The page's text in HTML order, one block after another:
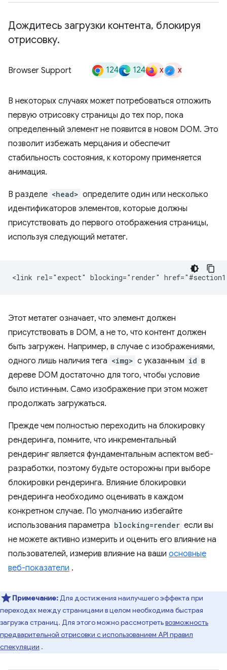
Дождитесь загрузки контента, блокируя
отрисовку.
Browser Support 124 124 x x
В некоторых случаях может потребоваться отложить
первую отрисовку страницы до тех пор, пока
определенный элемент не появится в новом DOM. Это
позволит избежать мерцания и обеспечит
стабильность состояния, к которому применяется
анимация.
В разделе <head> определите один или несколько
идентификаторов элементов, которые должны
присутствовать до первого отображения страницы,
используя следующий метатег.
Этот метатег означает, что элемент должен
присутствовать в DOM, а не то, что контент должен
быть загружен. Например, в случае с изображениями,
одного лишь наличия тега <img> с указанным id в
дереве DOM достаточно для того, чтобы условие
было истинным. Само изображение при этом может
продолжать загружаться.
Прежде чем полностью переходить на блокировку
рендеринга, помните, что инкрементальный
рендеринг является фундаментальным аспектом веб-
разработки, поэтому будьте осторожны при выборе
блокировки рендеринга. Влияние блокировки
рендеринга необходимо оценивать в каждом
конкретном случае. По умолчанию избегайте
использования параметра blocking=render если вы
не можете активно измерить и оценить его влияние на
пользователей, измерив влияние на ваши основные
веб-показатели .
Примечание:Для достижения наилучшего эффекта при
переходах между страницами в целом необходима быстрая
загрузка страниц. Для этого можно рассмотретьвозможность
предварительной отрисовки с использованием API правил
спекуляции .